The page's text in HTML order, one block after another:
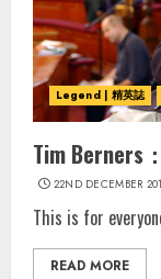
Legend | 精英誌
Tim Berners
22ND DECEMBER
This is for
READ MORE